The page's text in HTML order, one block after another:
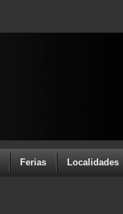
Ferias Localidades